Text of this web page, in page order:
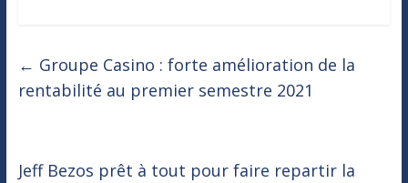
← Groupe Casino : forte amélioration de la
rentabilité au premier semestre 2021
Jeff Bezos prêt à tout pour faire repartir la